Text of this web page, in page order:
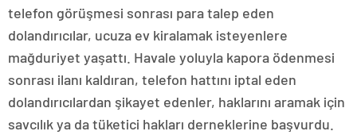
telefon görüşmesi sonrası para talep eden
dolandırıcılar, ucuza ev kiralamak isteyenlere
mağduriyet yaşattı. Havale yoluyla kapora ödenmesi
sonrası ilanı kaldıran, telefon hattını iptal eden
dolandırıcılardan şikayet edenler, haklarını aramak için
savcılık ya da tüketici hakları derneklerine başvurdu.